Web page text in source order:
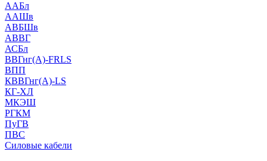
ААБл
ААШв
АВБШв
АВВГ
АСБл
ВВГнг(А)-FRLS
ВПП
КВВГнг(А)-LS
КГ-ХЛ
МКЭШ
РГКМ
ПуГВ
ПВС
Силовые кабели